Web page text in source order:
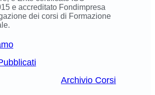
e accreditato Fondimpresa
dei corsi di Formazione
Archivio Corsi